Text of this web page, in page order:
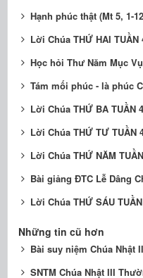
Hạnh phúc thật (Mt 5, 1-
Lời Chúa THỨ HAI TUẦN
Học hỏi Thư Năm Mục
Tám mối phúc - là phúc
Lời Chúa THỨ BA TUẦN
Lời Chúa THỨ TƯ TUẦN
Lời Chúa THỨ NĂM
Bài giảng ĐTC Lễ Dâng
Lời Chúa THỨ SÁU
Những tin cũ hơn
Bài suy niệm Chúa Nhật
SNTM Chúa Nhật III